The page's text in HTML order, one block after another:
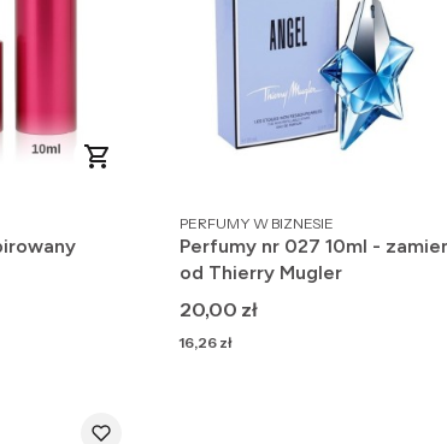
PRODUCENT
PERFUMY W BIZNESIE
Perfumy nr 027 10ml -
od Thierry Mugler
Cena
20,00 zł
Cena
16,26 zł